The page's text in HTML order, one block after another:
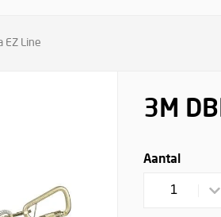
EZ Line
3M
Aantal
1